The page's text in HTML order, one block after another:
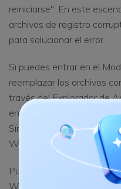
reiniciarse". En este
archivos de registro
para solucionar el error.
Si puedes entrar en el
reemplazar los archivos
través del Explorador de
entonces, necesitas
Símbolo del sistema bajo
Windows.
Puedes entrar en el
Windows con el uso de un